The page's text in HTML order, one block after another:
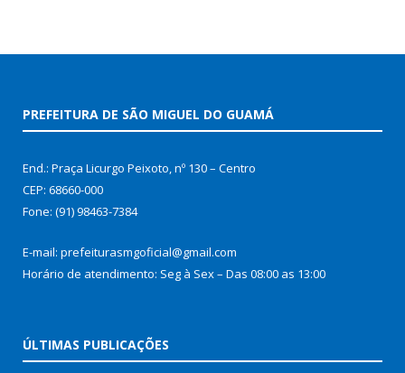
PREFEITURA DE SÃO MIGUEL DO GUAMÁ
End.: Praça Licurgo Peixoto, nº 130 – Centro
CEP: 68660-000
Fone: (91) 98463-7384
E-mail: prefeiturasmgoficial@gmail.com
Horário de atendimento: Seg à Sex – Das 08:00 as 13:00
ÚLTIMAS PUBLICAÇÕES